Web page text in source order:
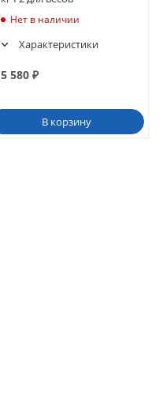
Нет в наличии
Характеристики
5 580₽
В корзину